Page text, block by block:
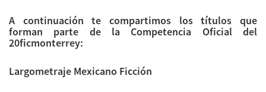
A continuación te compartimos los títulos que
forman parte de la Competencia Oficial del
20ficmonterrey:
Largometraje Mexicano Ficción